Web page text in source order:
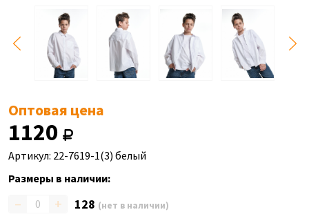
Оптовая цена
1120
Артикул: 22-7619-1(3) белый
Размеры в наличии:
– + 128 (нет в наличии)